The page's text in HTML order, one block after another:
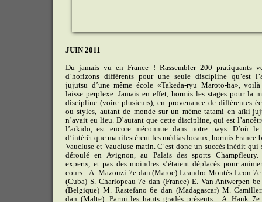
JUIN 2011
Du jamais vu en France ! Rassembler 200 pratiquants
d’horizons différents pour une seule discipline qu’est
jujutsu d’une même école «Takeda-ryu Maroto-ha»,
laisse perplexe. Jamais en effet, hormis les stages pour la
discipline (voire plusieurs), en provenance de différentes
ou styles, autant de monde sur un même tatami en aïki-
n’avait eu lieu. D’autant que cette discipline, qui est
l’aïkido, est encore méconnue dans notre pays. D’où le
d’intérêt que manifestèrent les médias locaux, hormis France-
Vaucluse et Vaucluse-matin. C’est donc un succès inédit qui
déroulé en Avignon, au Palais des sports Champfleury.
experts, et pas des moindres s’étaient déplacés pour
cours : A. Mazouzi 7e dan (Maroc) Leandro Montès-Leon
(Cuba) S. Charlopeau 7e dan (France) E. Van Antwerpen
(Belgique) M. Rastefano 6e dan (Madagascar) M.
dan (Malte). Parmi les hauts gradés présents : A. Hank 7e